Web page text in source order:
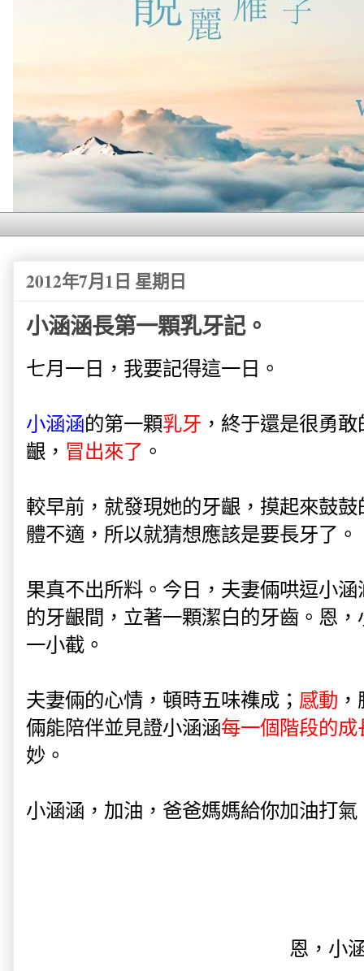
2012年7月1日 星期日
小涵涵長第一顆乳牙記。
七月一日，我要記得這一日。
小涵涵的第一顆乳牙 ，終于還是很勇
齦， 冒出來了 。
較早前，就發現她的牙齦，摸起來鼓
體不適，所以就猜想應該是要長牙了。
果真不出所料。今日，夫妻倆哄逗小
的牙齦間，立著一顆潔白的牙齒。恩
一小截。
夫妻倆的心情，頓時五味襍成； 感動
倆能陪伴並見證小涵涵每一個階段的成
妙。
小涵涵，加油，爸爸媽媽給你加油打氣
恩，小